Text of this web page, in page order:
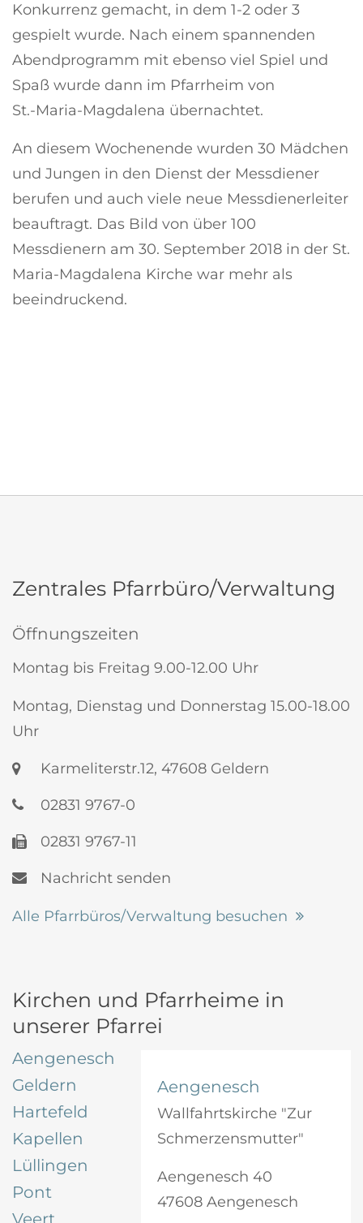
Konkurrenz gemacht, in dem 1-2 oder 3
gespielt wurde. Nach einem spannenden
Abendprogramm mit ebenso viel Spiel und
Spaß wurde dann im Pfarrheim von
St.-Maria-Magdalena übernachtet.
An diesem Wochenende wurden 30 Mädchen
und Jungen in den Dienst der Messdiener
berufen und auch viele neue Messdienerleiter
beauftragt. Das Bild von über 100
Messdienern am 30. September 2018 in der St.
Maria-Magdalena Kirche war mehr als
beeindruckend.
Zentrales Pfarrbüro/Verwaltung
Öffnungszeiten
Montag bis Freitag 9.00-12.00 Uhr
Montag, Dienstag und Donnerstag 15.00-18.00
Uhr
Karmeliterstr.12, 47608 Geldern
02831 9767-0
02831 9767-11
Nachricht senden
Alle Pfarrbüros/Verwaltung besuchen
Kirchen und Pfarrheime in
unserer Pfarrei
Aengenesch
Geldern
Hartefeld
Kapellen
Lüllingen
Pont
Veert
Aengenesch
Wallfahrtskirche "Zur
Schmerzensmutter"
Aengenesch 40
47608 Aengenesch